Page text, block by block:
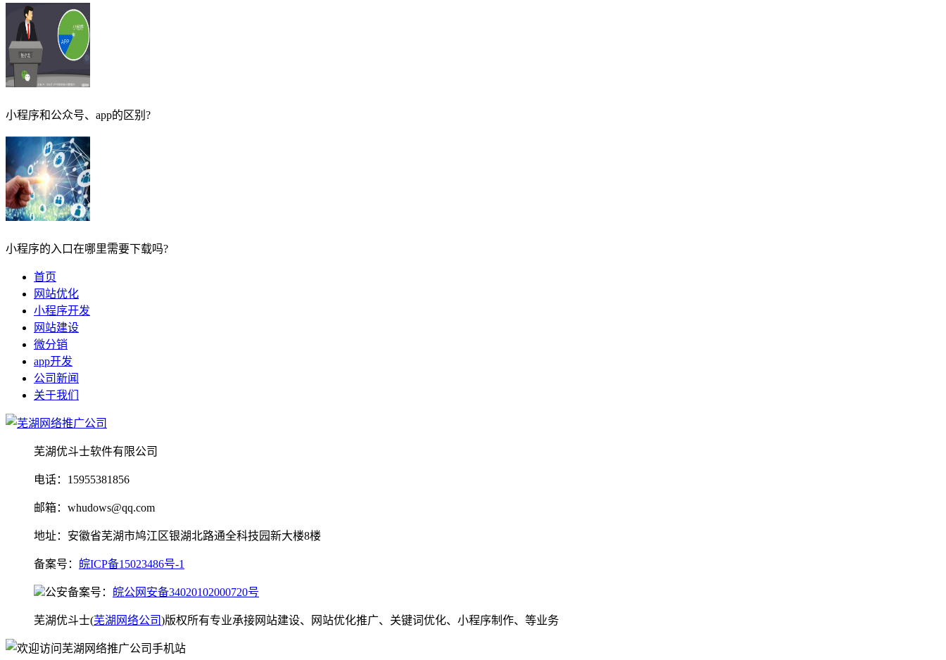
小程序和公众号、app的区别?
小程序的入口在哪里需要下载吗?
首页
网站优化
小程序开发
网站建设
微分销
app开发
公司新闻
关于我们
芜湖优斗士软件有限公司
电话：15955381856
邮箱：whudows@qq.com
地址：安徽省芜湖市鸠江区银湖北路通全科技园新大楼8楼
备案号： 皖ICP备15023486号-1
公安备案号： 皖公网安备34020102000720号
芜湖优斗士(芜湖网络公司)版权所有专业承接网站建设、网站优化推广、关键词优化、小程序制作、等业务